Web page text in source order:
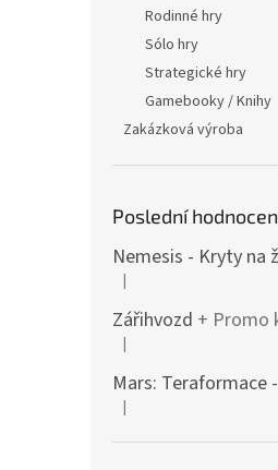
Rodinné hry
Sólo hry
Strategické hry
Gamebooky / Knihy
Zakázková výroba
Poslední
Hodnocení produktu je 4
|
Zářihvozd + Promo
Hodnocení produktu je 5
|
Hodnocení produktu je 5
|